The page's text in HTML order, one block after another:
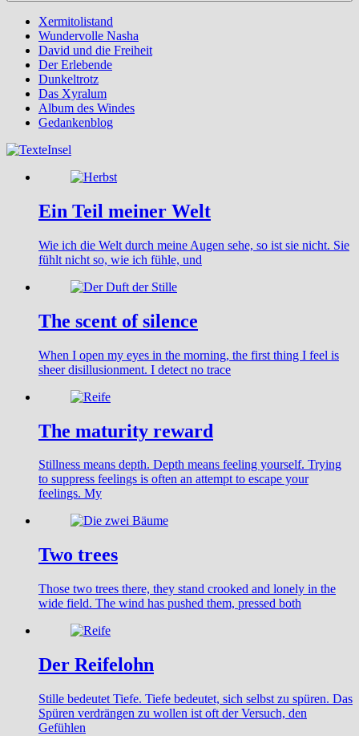
Xermitolistand
Wundervolle Nasha
David und die Freiheit
Der Erlebende
Dunkeltrotz
Das Xyralum
Album des Windes
Gedankenblog
Ein Teil meiner Welt
Wie ich die Welt durch meine Augen sehe, so ist sie nicht. Sie
fühlt nicht so, wie ich fühle, und
The scent of silence
When I open my eyes in the morning, the first thing I feel is
sheer disillusionment. I detect no trace
The maturity reward
Stillness means depth. Depth means feeling yourself. Trying
to suppress feelings is often an attempt to escape your
feelings. My
Two trees
Those two trees there, they stand crooked and lonely in the
wide field. The wind has pushed them, pressed both
Der Reifelohn
Stille bedeutet Tiefe. Tiefe bedeutet, sich selbst zu spüren. Das
Spüren verdrängen zu wollen ist oft der Versuch, den
Gefühlen